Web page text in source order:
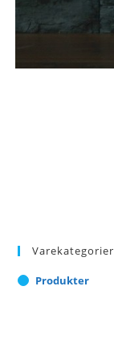
Varekategorier
Produkter